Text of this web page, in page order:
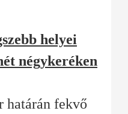
helyei
négykeréken
határán fekvő